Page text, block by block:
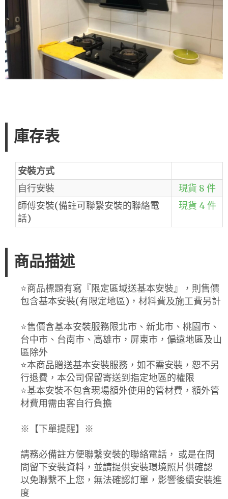
庫存表
安裝方式
自行安裝
現貨 8 件
師傅安裝(備註可聯繫安裝的聯絡電
話)
現貨 4 件
商品描述
⭐️商品標題有寫『限定區域送基本安裝』，則售價
包含基本安裝(有限定地區)，材料費及施工費另計
⭐️售價含基本安裝服務限北市、新北市、桃園市、
台中市、台南市、高雄市，屏東市，偏遠地區及山
區除外
⭐️本商品贈送基本安裝服務，如不需安裝，恕不另
行退費，本公司保留寄送到指定地區的權限
⭐️基本安裝不包含現場額外使用的管材費，額外管
材費用需由客自行負擔
※【下單提醒】※
請務必備註方便聯繫安裝的聯絡電話， 或是在問
問留下安裝資料，並請提供安裝環境照片供確認
以免聯繫不上您，無法確認訂單，影響後續安裝進
度